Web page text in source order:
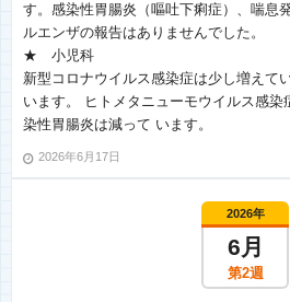
す。感染性胃腸炎（嘔吐下痢症）、喘息
ルエンザの報告はありませんでした。
★ 小児科
新型コロナウイルス感染症は少し増えて
います。 ヒトメタニューモウイルス感
染性胃腸炎は減って います。
2026年6月17日
2026年
6月
第2週